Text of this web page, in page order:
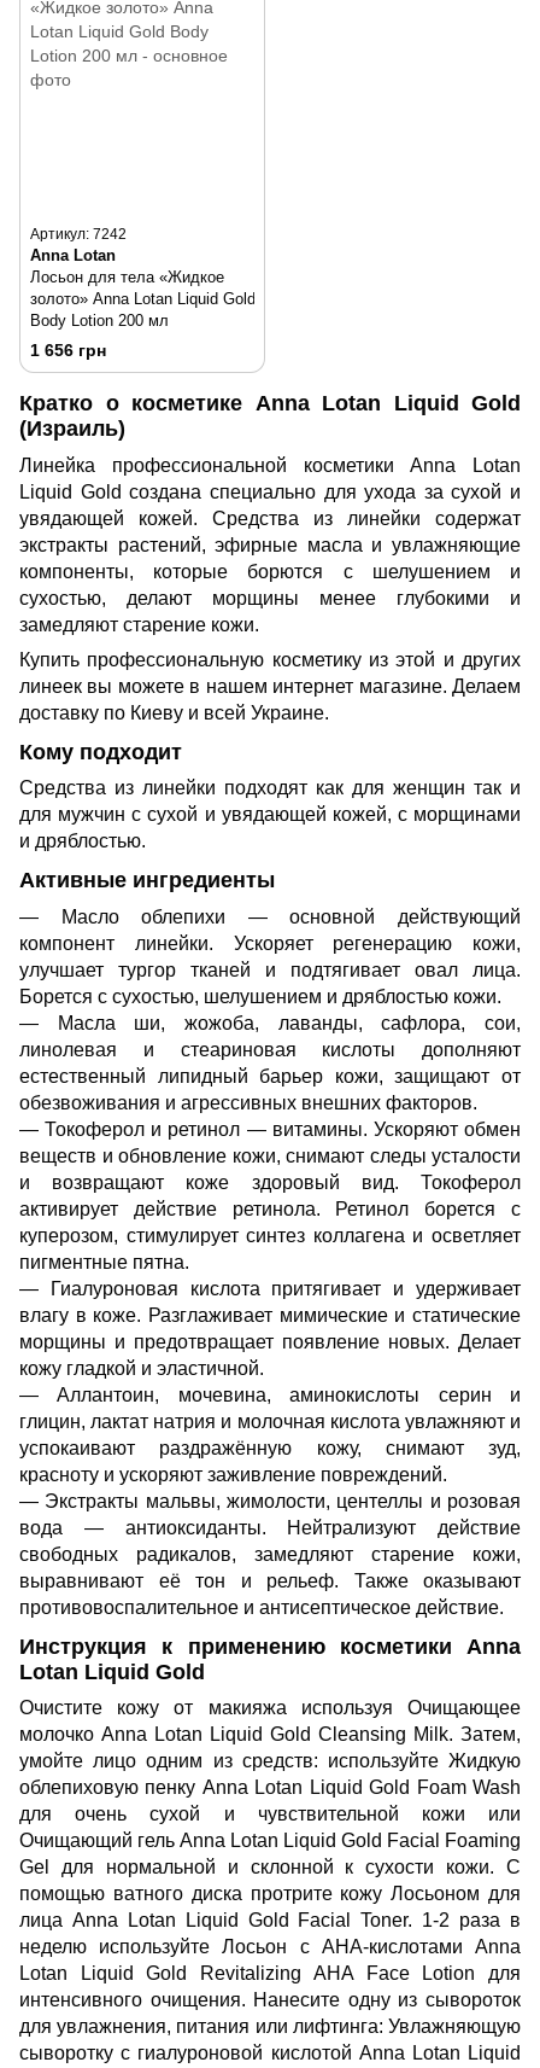
Артикул: 7242
Anna Lotan
Лосьон для тела «Жидкое
золото» Anna Lotan Liquid Gold
Body Lotion 200 мл
1 656 грн
Кратко о косметике Anna Lotan Liquid Gold
(Израиль)
Линейка профессиональной косметики Anna Lotan
Liquid Gold создана специально для ухода за сухой и
увядающей кожей. Средства из линейки содержат
экстракты растений, эфирные масла и увлажняющие
компоненты, которые борются с шелушением и
сухостью, делают морщины менее глубокими и
замедляют старение кожи.
Купить профессиональную косметику из этой и других
линеек вы можете в нашем интернет магазине. Делаем
доставку по Киеву и всей Украине.
Кому подходит
Средства из линейки подходят как для женщин так и
для мужчин с сухой и увядающей кожей, с морщинами
и дряблостью.
Активные ингредиенты
— Масло облепихи — основной действующий
компонент линейки. Ускоряет регенерацию кожи,
улучшает тургор тканей и подтягивает овал лица.
Борется с сухостью, шелушением и дряблостью кожи.
— Масла ши, жожоба, лаванды, сафлора, сои,
линолевая и стеариновая кислоты дополняют
естественный липидный барьер кожи, защищают от
обезвоживания и агрессивных внешних факторов.
— Токоферол и ретинол — витамины. Ускоряют обмен
веществ и обновление кожи, снимают следы усталости
и возвращают коже здоровый вид. Токоферол
активирует действие ретинола. Ретинол борется с
куперозом, стимулирует синтез коллагена и осветляет
пигментные пятна.
— Гиалуроновая кислота притягивает и удерживает
влагу в коже. Разглаживает мимические и статические
морщины и предотвращает появление новых. Делает
кожу гладкой и эластичной.
— Аллантоин, мочевина, аминокислоты серин и
глицин, лактат натрия и молочная кислота увлажняют и
успокаивают раздражённую кожу, снимают зуд,
красноту и ускоряют заживление повреждений.
— Экстракты мальвы, жимолости, центеллы и розовая
вода — антиоксиданты. Нейтрализуют действие
свободных радикалов, замедляют старение кожи,
выравнивают её тон и рельеф. Также оказывают
противовоспалительное и антисептическое действие.
Инструкция к применению косметики Anna
Lotan Liquid Gold
Очистите кожу от макияжа используя Очищающее
молочко Anna Lotan Liquid Gold Cleansing Milk. Затем,
умойте лицо одним из средств: используйте Жидкую
облепиховую пенку Anna Lotan Liquid Gold Foam Wash
для очень сухой и чувствительной кожи или
Очищающий гель Anna Lotan Liquid Gold Facial Foaming
Gel
для нормальной и склонной к сухости кожи. С
помощью ватного диска протрите кожуЛосьоном для
лица Anna Lotan Liquid Gold Facial Toner. 1-2 раза в
неделю используйтеЛосьон с AHA-кислотами Anna
Lotan Liquid Gold Revitalizing AHA Face Lotion для
интенсивного очищения. Нанесите одну из сывороток
для увлажнения, питания или лифтинга: Увлажняющую
сыворотку с гиалуроновой кислотой Anna Lotan Liquid